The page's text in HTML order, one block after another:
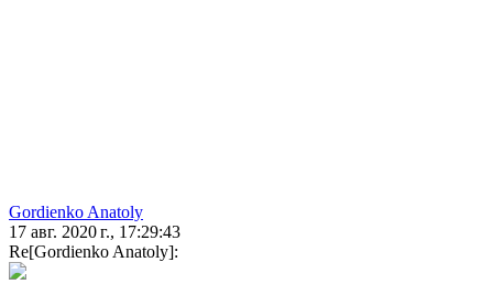
Gordienko Anatoly
17 авг. 2020 г., 17:29:43
Re[Gordienko Anatoly]: